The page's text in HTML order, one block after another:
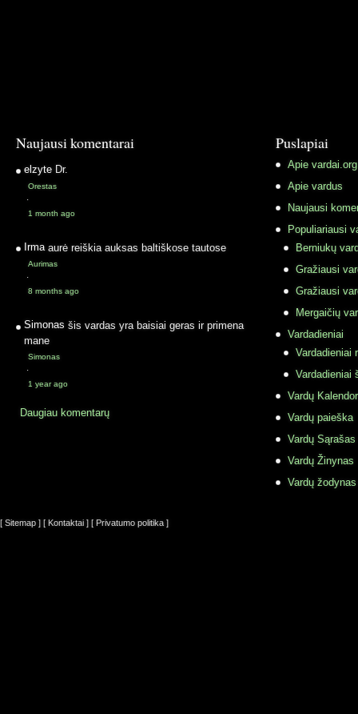
Naujausi komentarai
elzyte Dr.
Orestas
·
1 month ago
Irma aurė reiškia auksas baltiškose tautose
Aurimas
·
8 months ago
Simonas šis vardas yra baisiai geras ir primena
mane
Simonas
·
1 year ago
Daugiau komentarų
Puslapiai
Apie vardai.org
Apie vardus
Naujausi
Populiariausi
Berniukų
Gražiausi
Gražiausi
Mergaičių
Vardadieniai
Vardadieniai
Vardadieniai
Vardų
Vardų paieška
Vardų Sąrašas
Vardų Žinynas
Vardų
[ Sitemap ] [ Kontaktai ] [ Privatumo politika ]